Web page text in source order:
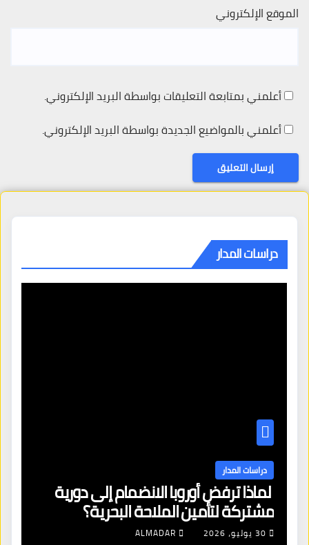
الموقع الإلكتروني
أعلمني بمتابعة التعليقات بواسطة البريد الإلكتروني.
أعلمني بالمواضيع الجديدة بواسطة البريد الإلكتروني.
دراسات المدار
دراسات المدار
لماذا ترفض أوروبا الانضمام إلى دورية
مشتركة لتأمين الملاحة البحرية؟
30 يوليو، 2026 ALMADAR